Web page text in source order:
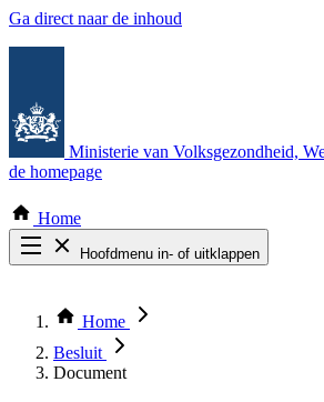
Ga direct naar de inhoud
Ministerie van Volksgezondheid,
de homepage
Home
Hoofdmenu in- of uitklappen
Thema COVID-19
Bekijk per bestuursorgaan
Home
Besluit
Document